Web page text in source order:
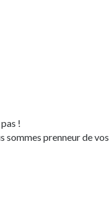
!
sommes prenneur de vos